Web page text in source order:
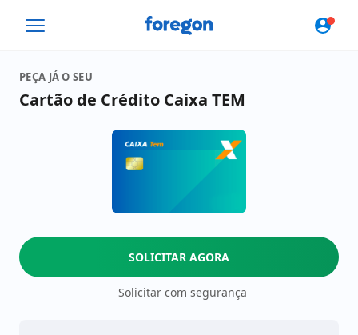
Foregon.com
PEÇA JÁ O SEU
Cartão de Crédito Caixa TEM
SOLICITAR AGORA
Solicitar com segurança